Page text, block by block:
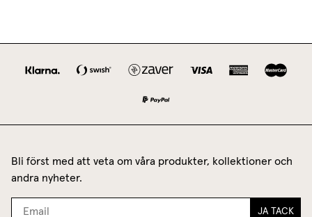
Bli först med att veta om våra produkter, kollektioner och
andra nyheter.
JA TACK